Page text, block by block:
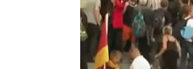
Compartir
La Policía ha
disolver la